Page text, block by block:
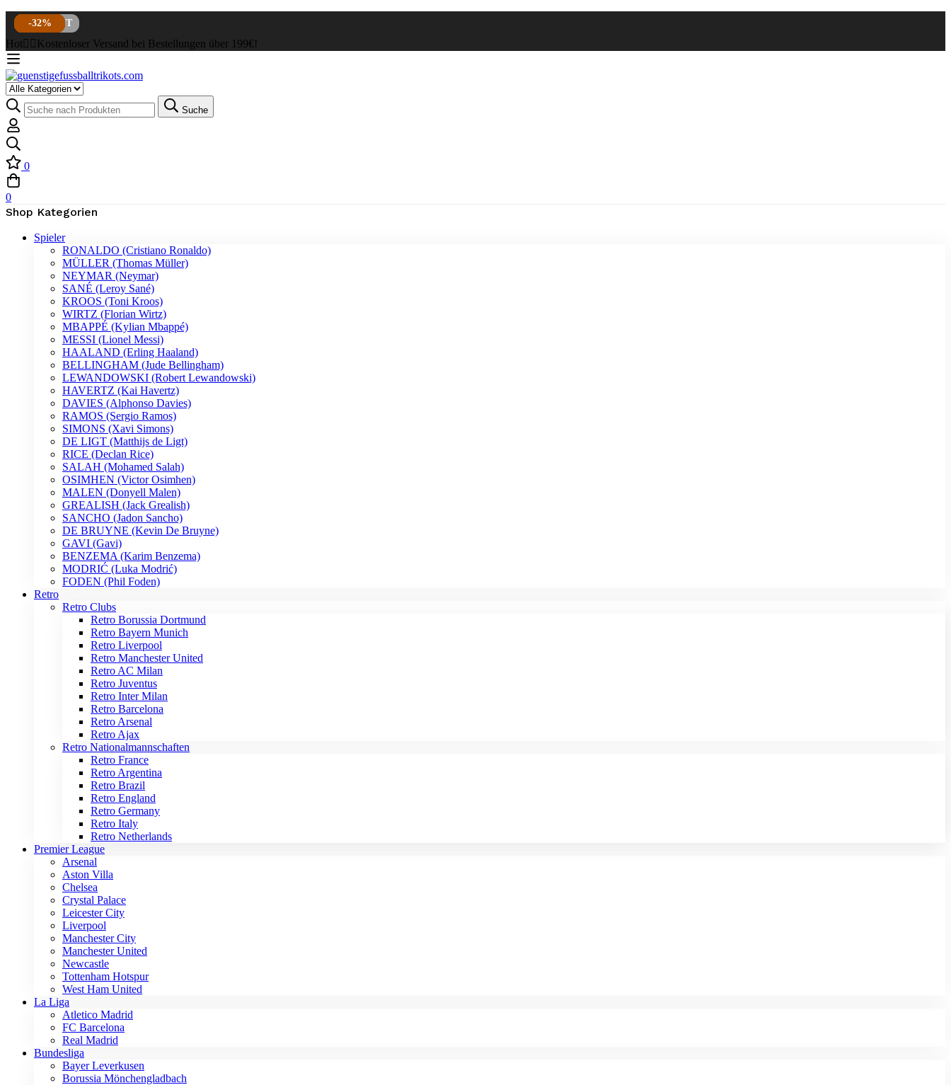
Hot ✌🏼Kostenloser Versand bei Bestellungen über 199€!
Select
a
Category
Suche
nach:
Suche
0
0
Shop Kategorien
Spieler
RONALDO (Cristiano Ronaldo)
MÜLLER (Thomas Müller)
NEYMAR (Neymar)
SANÉ (Leroy Sané)
KROOS (Toni Kroos)
WIRTZ (Florian Wirtz)
MBAPPÉ (Kylian Mbappé)
MESSI (Lionel Messi)
HAALAND (Erling Haaland)
BELLINGHAM (Jude Bellingham)
LEWANDOWSKI (Robert Lewandowski)
HAVERTZ (Kai Havertz)
DAVIES (Alphonso Davies)
RAMOS (Sergio Ramos)
SIMONS (Xavi Simons)
DE LIGT (Matthijs de Ligt)
RICE (Declan Rice)
SALAH (Mohamed Salah)
OSIMHEN (Victor Osimhen)
MALEN (Donyell Malen)
GREALISH (Jack Grealish)
SANCHO (Jadon Sancho)
DE BRUYNE (Kevin De Bruyne)
GAVI (Gavi)
BENZEMA (Karim Benzema)
MODRIĆ (Luka Modrić)
FODEN (Phil Foden)
Retro
Retro Clubs
Retro Borussia Dortmund
Retro Bayern Munich
Retro Liverpool
Retro Manchester United
Retro AC Milan
Retro Juventus
Retro Inter Milan
Retro Barcelona
Retro Arsenal
Retro Ajax
Retro Nationalmannschaften
Retro France
Retro Argentina
Retro Brazil
Retro England
Retro Germany
Retro Italy
Retro Netherlands
Premier League
Arsenal
Aston Villa
Chelsea
Crystal Palace
Leicester City
Liverpool
Manchester City
Manchester United
Newcastle
Tottenham Hotspur
West Ham United
La Liga
Atletico Madrid
FC Barcelona
Real Madrid
Bundesliga
Bayer Leverkusen
Borussia Mönchengladbach
-36%
SOLD OUT
-32%
-36%
-32%